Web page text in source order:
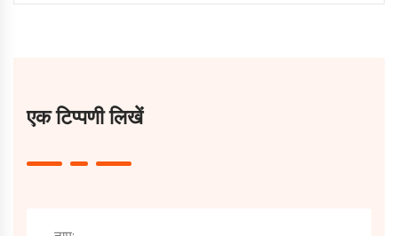
एक टिप्पणी लिखें